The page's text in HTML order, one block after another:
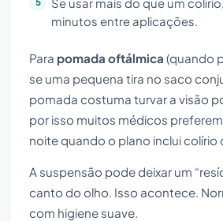
minutos entre aplicações.
Para pomada oftálmica (quando
se uma pequena tira no saco
pomada costuma turvar a visão
por isso muitos médicos
noite quando o plano inclui colírio
A suspensão pode deixar um
canto do olho. Isso acontece.
com higiene suave.